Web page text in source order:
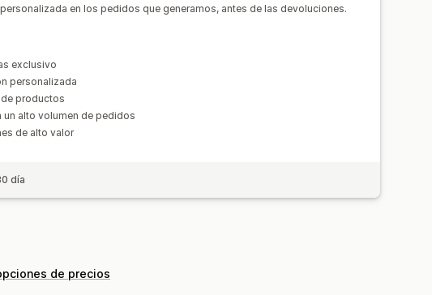
Optimización de feed
en los pedidos que generamos, antes de las devoluciones.
exclusivo
personalizada
productos
un alto volumen de pedidos
de alto valor
día
de precios